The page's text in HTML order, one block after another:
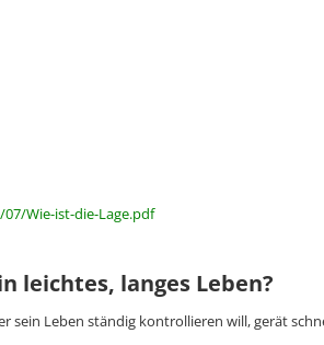
Wie-ist-die-Lage.pdf
leichtes, langes Leben?
sein Leben ständig kontrollieren will, gerät